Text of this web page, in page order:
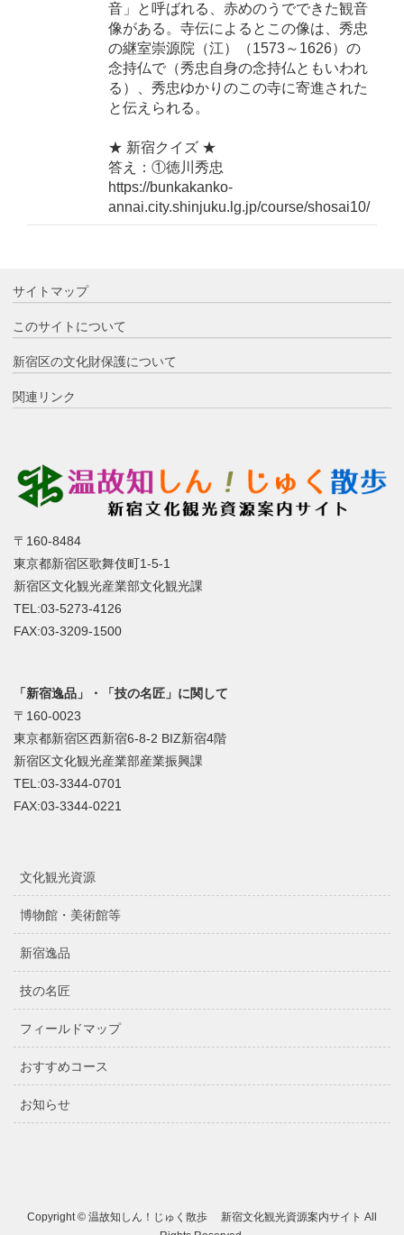
音」と呼ばれる、赤めのうでできた観音
像がある。寺伝によるとこの像は、秀忠
の継室崇源院（江）（1573～1626）の
念持仏で（秀忠自身の念持仏ともいわれ
る）、秀忠ゆかりのこの寺に寄進された
と伝えられる。
★ 新宿クイズ ★
答え：①徳川秀忠
https://bunkakanko-
annai.city.shinjuku.lg.jp/course/shosai10/
サイトマップ
このサイトについて
新宿区の文化財保護について
関連リンク
〒160-8484
東京都新宿区歌舞伎町1-5-1
新宿区文化観光産業部文化観光課
TEL:03-5273-4126
FAX:03-3209-1500
「新宿逸品」・「技の名匠」に関して
〒160-0023
東京都新宿区西新宿6-8-2 BIZ新宿4階
新宿区文化観光産業部産業振興課
TEL:03-3344-0701
FAX:03-3344-0221
文化観光資源
博物館・美術館等
新宿逸品
技の名匠
フィールドマップ
おすすめコース
お知らせ
Copyright © 温故知しん！じゅく散歩 新宿文化観光資源案内サイト All